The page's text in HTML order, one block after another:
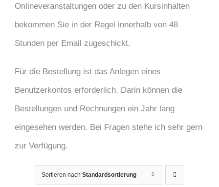
Onlineveranstaltungen oder zu den Kursinhalten
bekommen Sie in der Regel innerhalb von 48
Stunden per Email zugeschickt.
Für die Bestellung ist das Anlegen eines
Benutzerkontos erforderlich. Darin können die
Bestellungen und Rechnungen ein Jahr lang
eingesehen werden. Bei Fragen stehe ich sehr gern
zur Verfügung.
Sortieren nach Standardsortierung